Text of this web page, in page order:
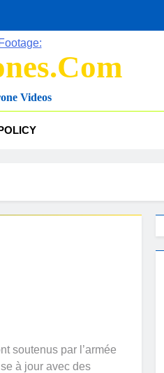
Videos
soutenus par l’armée
à jour avec des